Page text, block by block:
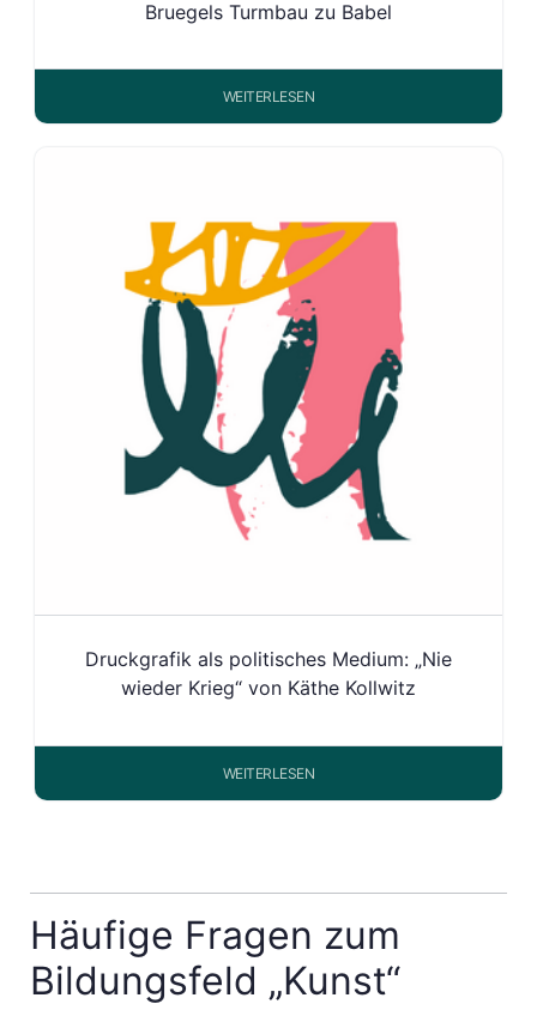
Bruegels Turmbau zu Babel
WEITERLESEN
Druckgrafik als politisches Medium: „Nie
wieder Krieg“ von Käthe Kollwitz
WEITERLESEN
Häufige Fragen zum
Bildungsfeld „Kunst“